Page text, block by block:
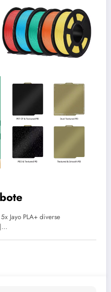
Jayo PLA+ diverse